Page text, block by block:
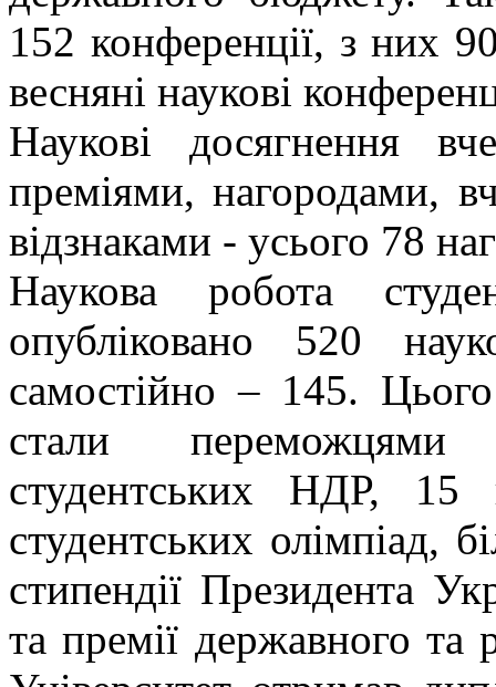
152 конференції, з них
весняні наукові
Наукові досягнення
преміями, нагородами,
відзнаками - усього 78
Наукова робота
опубліковано 520
самостійно – 145.
стали переможцями
студентських НДР, 15
студентських олімпіад,
стипендії Президента
та премії державного та